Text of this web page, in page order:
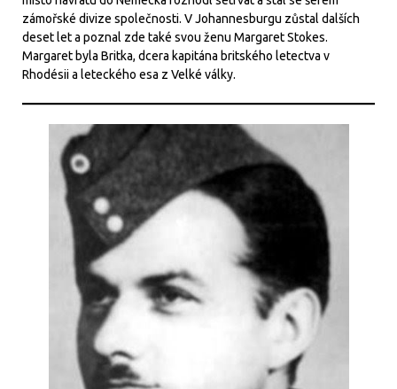
zámořské divize společnosti. V Johannesburgu zůstal dalších
deset let a poznal zde také svou ženu Margaret Stokes.
Margaret byla Britka, dcera kapitána britského letectva v
Rhodésii a leteckého esa z Velké války.